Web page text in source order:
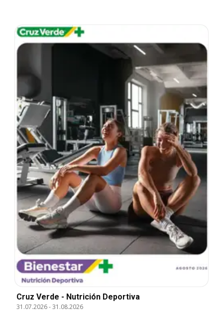
Cruz Verde - Nutrición Deportiva
31.07.2026-31.08.2026